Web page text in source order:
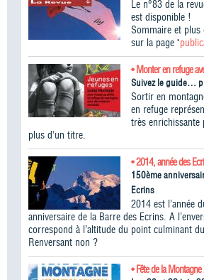
Le n°83 de la
est disponible !
Sommaire et
sur la page "
• Monter en refuge
Suivez le guide…
Sortir en
en refuge
très enrichissante
plus d’un titre.
• 2014, année des
150ème
Ecrins
2014 est l’année
anniversaire de la Barre des Ecrins. A
correspond à l’altitude du point culminant
Renversant non ?
• Fête de la